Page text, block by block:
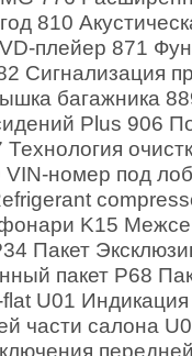
810
плейер 871
Сигнализация
багажника
Plus 906
номер под
K15
Пакет
пакет P68
U01 Индикация
части салона